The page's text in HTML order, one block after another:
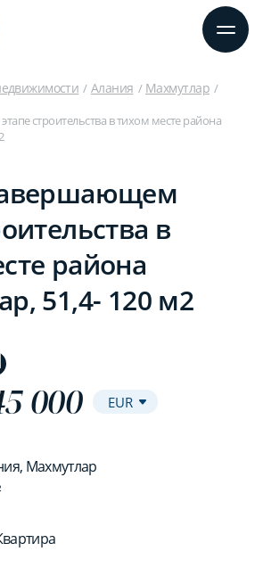
Алания
Махмутлар
строительства в тихом месте района
в
района
51,4- 120 м2
000
Махмутлар